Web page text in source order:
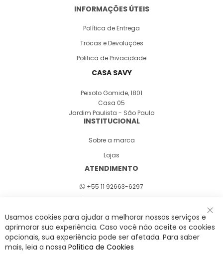
INFORMAÇÕES ÚTEIS
Política de Entrega
Trocas e Devoluções
Politica de Privacidade
CASA SAVY
Peixoto Gomide, 1801
Casa 05
Jardim Paulista - São Paulo
INSTITUCIONAL
Sobre a marca
Lojas
ATENDIMENTO
+55 11 92663-6297
A Savy é uma lifestyle brand. Uma marca que promove fluidez para viver
o agora com leveza, cor e estilo.
Usamos cookies para ajudar a melhorar nossos serviços e
aprimorar sua experiência. Caso você não aceite os cookies
opcionais, sua experiência pode ser afetada. Para saber
mais, leia a nossa Política de Cookies